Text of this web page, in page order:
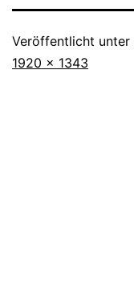
Veröffentlicht unter
Originalgröße
1920 × 1343